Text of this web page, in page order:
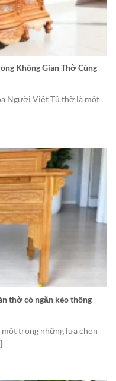
Không Gian Thờ Cúng
Người Việt Tủ thờ là một
thờ có ngăn kéo thông
trong những lựa chọn